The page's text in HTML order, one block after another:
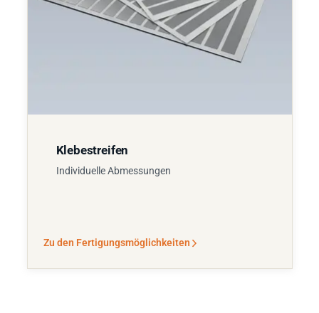
Klebestreifen
Individuelle Abmessungen
Zu den Fertigungsmöglichkeiten